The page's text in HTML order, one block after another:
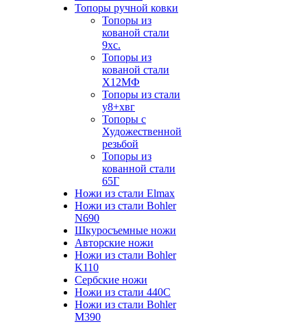
Топоры ручной ковки
Топоры из
кованой стали
9хс.
Топоры из
кованой стали
Х12МФ
Топоры из стали
у8+хвг
Топоры с
Художественной
резьбой
Топоры из
кованной стали
65Г
Ножи из стали Elmax
Ножи из стали Bohler
N690
Шкуросъемные ножи
Авторские ножи
Ножи из стали Bohler
K110
Сербские ножи
Ножи из стали 440С
Ножи из стали Bohler
M390